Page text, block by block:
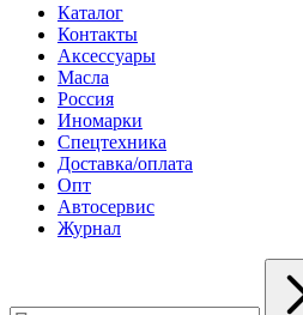
Каталог
Контакты
Аксессуары
Масла
Россия
Иномарки
Спецтехника
Доставка/оплата
Опт
Автосервис
Журнал